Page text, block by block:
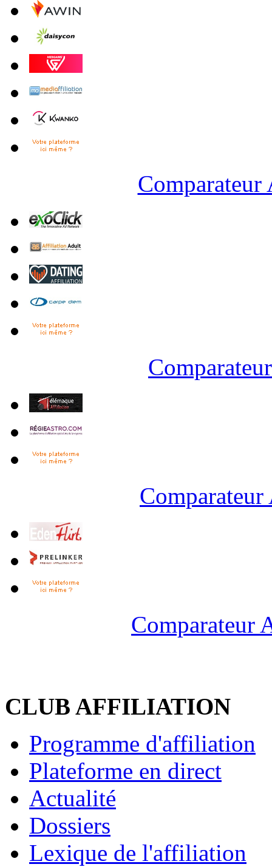
Comparateur
CLUB AFFILIATION
Programme d'affiliation
Plateforme en direct
Actualité
Dossiers
Lexique de l'affiliation